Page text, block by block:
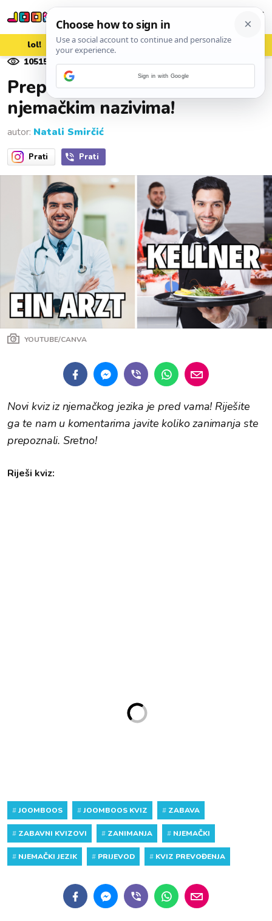
lol! aww vrh!
woot?!
10515
pregleda 16. studenoga 2025.
Prepoznajte 8/8 zanimanja po
njemačkim nazivima!
autor: Natali Smirčić
Prati Prati
YOUTUBE/CANVA
Novi kviz iz njemačkog jezika je pred vama! Riješite
ga te nam u komentarima javite koliko zanimanja ste
prepoznali. Sretno!
Riješi kviz:
#JOOMBOOS #JOOMBOOS KVIZ # ZABAVA
# ZABAVNI KVIZOVI # ZANIMANJA # NJEMAČKI
# NJEMAČKI JEZIK # PRIJEVOD # KVIZ PREVOĐENJA
Sign in with Google